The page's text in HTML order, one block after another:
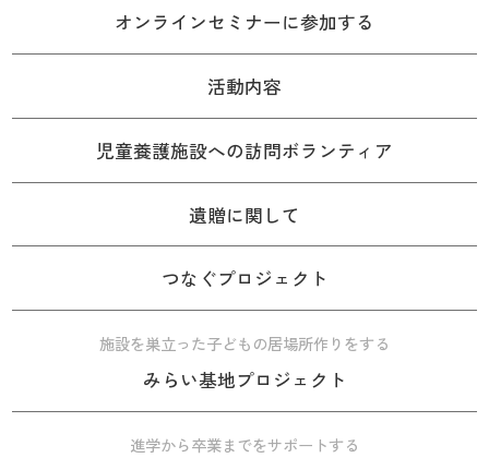
オンラインセミナーに参加する
活動内容
児童養護施設への訪問ボランティア
遺贈に関して
つなぐプロジェクト
施設を巣立った子どもの居場所作りをする
みらい基地プロジェクト
進学から卒業までをサポートする